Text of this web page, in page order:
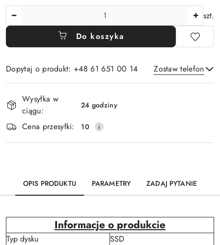
szt.
Do koszyka
Dopytaj o produkt: +48 61 651 00 14 Zostaw telefon
i
dostawa
Wysyłka w
ciągu:
24 godziny
Cena przesyłki: 10
OPIS PRODUKTU PARAMETRY ZADAJ PYTANIE
Informacje o produkcie
Typ dysku
SSD